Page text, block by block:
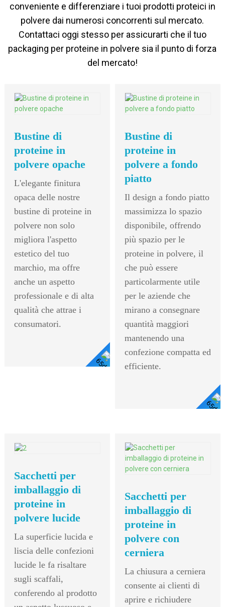
conveniente e differenziare i tuoi prodotti proteici in
polvere dai numerosi concorrenti sul mercato.
Contattaci oggi stesso per assicurarti che il tuo
packaging per proteine ​​in polvere sia il punto di forza
del mercato!
Bustine di
proteine ​​in
polvere opache
L'elegante finitura
opaca delle nostre
bustine di proteine ​​in
polvere non solo
migliora l'aspetto
estetico del tuo
marchio, ma offre
anche un aspetto
professionale e di alta
qualità che attrae i
consumatori.
Bustine di
proteine ​​in
polvere a fondo
piatto
Il design a fondo piatto
massimizza lo spazio
disponibile, offrendo
più spazio per le
proteine ​​in polvere, il
che può essere
particolarmente utile
per le aziende che
mirano a consegnare
quantità maggiori
mantenendo una
confezione compatta ed
efficiente.
Sacchetti per
imballaggio di
proteine ​​in
polvere lucide
La superficie lucida e
liscia delle confezioni
lucide le fa risaltare
sugli scaffali,
conferendo al prodotto
Sacchetti per
imballaggio di
proteine ​​in
polvere con
cerniera
La chiusura a cerniera
consente ai clienti di
aprire e richiudere